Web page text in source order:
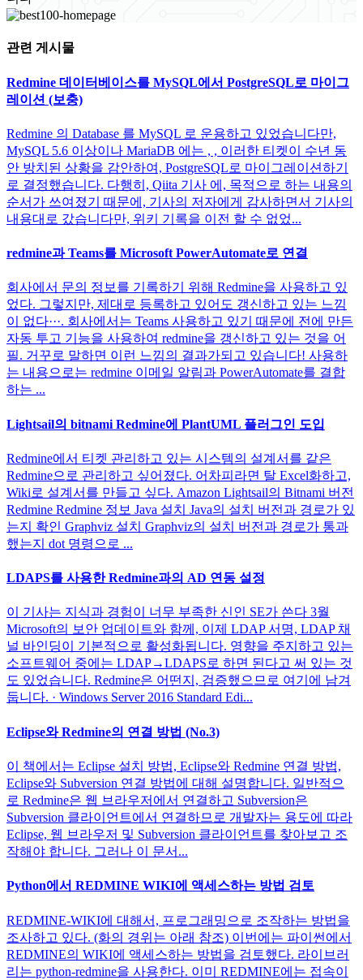
관련 게시물
Redmine 데이터베이스를 MySQL에서 PostgreSQL로 마이그
레이션 (보충)
Redmine 의 Database 를 MySQL 로 운용하고 있었습니다만,
MySQL 5.6 이상이나 MariaDB 에는 , , 이러한 티켓이 수년 동
안 방치된 상황을 감안하여, PostgreSQL로 마이그레이션하기
로 결정했습니다. 다행히, Qiita 기사 에, 목적으로 하는 내용의
순서가 쓰여졌기 때문에, 기사의 저자에게 감사하면서 기사의
내용대로 갔습니다만, 위키 기록을 이전 할 수 없었...
redmine과 Teams를 Microsoft PowerAutomate로 연결
회사에서 문의 정보를 기록하기 위해 Redmine을 사용하고 있
었다. 그렇지만, 제대로 등록하고 있어도 갱신하고 있는 느낌
이 없다···. 회사에서는 Teams 사용하고 있기 때문에 전에 만든
자동 투고 기능을 사용하여 redmine을 갱신하고 있는 것을 어
필. 거꾸로 말하면 이런 느낌의 결과가되고 있습니다! 사용하
는 내용으로는 redmine 이메일 알림과 PowerAutomate를 결합
하는 ...
Lightsail의 bitnami Redmine에 PlantUML 플러그인 도입
Redmine에서 티켓 관리하고 있는 시스템의 설계서를 같은
Redmine으로 관리하고 싶어졌다. 어차피라면 탈 Excel화하고,
Wiki로 설계서를 만들고 싶다. Amazon Lightsail의 Bitnami 버전
Redmine Redmine 정보 Java 설치 Java의 설치 버전과 경로가 있
는지 확인 Graphviz 설치 Graphviz의 설치 버전과 경로가 통과
했는지 dot 명령으로 ...
LDAPS를 사용한 Redmine과의 AD 연동 설정
이 기사는 지식과 경험이 너무 부족한 신인 SE가 쓴다 3월
Microsoft의 보안 업데이트와 함께, 이제 LDAP 서명, LDAP 채
널 바인딩이 기본적으로 활성화됩니다. 영향을 주지하고 있는
소프트웨어 중에는 LDAP→LDAPS로 하면 된다고 써 있는 것
도 있었습니다. Redmine은 어떤지, 검증했으므로 여기에 남겨
둡니다. · Windows Server 2016 Standard Edi...
Eclipse와 Redmine의 연결 방법 (No.3)
이 책에서는 Eclipse 설치 방법, Eclipse와 Redmine 연결 방법,
Eclipse와 Subversion 연결 방법에 대해 설명합니다. 일반적으
로 Redmine은 웹 브라우저에서 연결하고 Subversion은
Subversion 클라이언트에서 연결하므로 개발자는 용도에 따라
Eclipse, 웹 브라우저 및 Subversion 클라이언트를 찾아보고 조
작해야 합니다. 그러나 이 문서...
Python에서 REDMINE WIKI에 액세스하는 방법 검토
REDMINE-WIKI에 대해서, 프로그래밍으로 조작하는 방법을
조사하고 있다. (화의 경위는 아래 참조) 이번에는 파이썬에서
REDMINE의 WIKI에 액세스하는 방법을 검토했다. 라이브러
리는 python-redmine을 사용한다. 이미 REDMINE에는 접속이